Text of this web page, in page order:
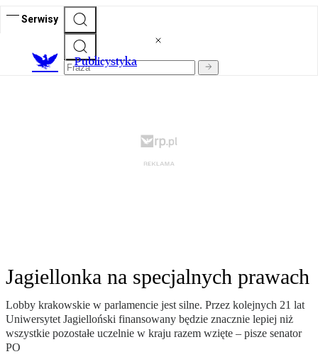
Serwisy
Publicystyka
Jagiellonka na specjalnych prawach
Lobby krakowskie w parlamencie jest silne. Przez kolejnych 21 lat
Uniwersytet Jagielloński finansowany będzie znacznie lepiej niż
wszystkie pozostałe uczelnie w kraju razem wzięte – pisze senator
PO